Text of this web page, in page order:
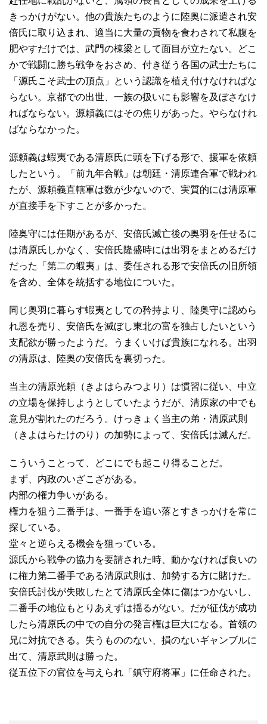
きっかけがない。他の貴族たちのように陸奥に派遣され安
倍氏に取り込まれ、適当に大量の貢物を食わされて私腹を
肥やすだけでは、武門の棟梁として面目が立たない。どこ
かで戦闘に勝ち戦争をおさめ、付き従う各国の武士たちに
「源氏こそ武士の頂点」という認識を植え付けなければな
らない。京都での出世、一族の扱いにも影響を及ぼさなけ
ればならない。源頼義にはその焦りがあった。やらなけれ
ばならなかった。
源頼義は蝦夷である清原氏に頭を下げる形で、援軍を依頼
したという。「前九年合戦」は朝廷・清原連合軍で戦われ
たが、源頼義直轄軍は数が少ないので、実質的には清原軍
が直接手を下すことが多かった。
陸奥守には任期があるが、安倍氏滅亡後の奥羽を任せるに
は清原氏しかなく、安倍氏隆盛時には出羽をまとめるだけ
だった「第二の蝦夷」は、委任される形で安倍氏の旧所領
を含め、全体を統括する地位についた。
同じ奥羽に暮らす蝦夷としての矜持より、陸奥守に認めら
れ恩を売り、安倍氏を滅ぼし東北の富を独占したいという
支配欲が勝ったようだ。うまくいけば貴族になれる。出羽
の清原は、陸奥の安倍氏を裏切った。
当主の清原光頼（きよはらみつより）は慣習に従い、中立
の立場を保持しようとしていたようだが、清原家の中でも
意見が割れたのだろう。けっきょく当主の弟・清原武則
（きよはらたけのり）の加勢によって、安倍氏は滅んだ。
こういうことって、どこにでも起こり得ることだ。
まず、内政のいざこざがある。
内部の権力争いがある。
権力を狙う二番手は、一番手を追い落とすきっかけを常に
探している。
堂々と逆らえる機会を狙っている。
源氏から戦争の協力を要請された時、動かなければ良いの
に権力第二番手である清原武則は、加勢する方に賭けた。
安倍氏討伐が失敗したとて清原氏全体に傷はつかないし、
二番手の地位もとりあえずは揺るがない。だが征伐が成功
したら清原氏の中での自分の発言権は巨大になる。首領の
兄に対抗できる。失うもののない、損のないギャンブルに
出て、清原武則は勝った。
従五位下の官位を与えられ「鎮守府将軍」に任命された。